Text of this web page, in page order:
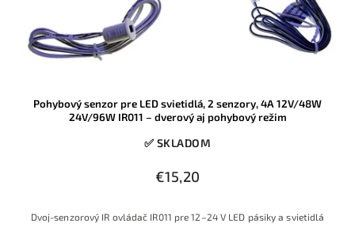
Pohybový senzor pre LED svietidlá, 2 senzory, 4A 12V/48W
24V/96W IR011 – dverový aj pohybový režim
✅ SKLADOM
€15,20
Dvoj-senzorový IR ovládač IR011 pre 12–24 V LED pásiky a svietidlá